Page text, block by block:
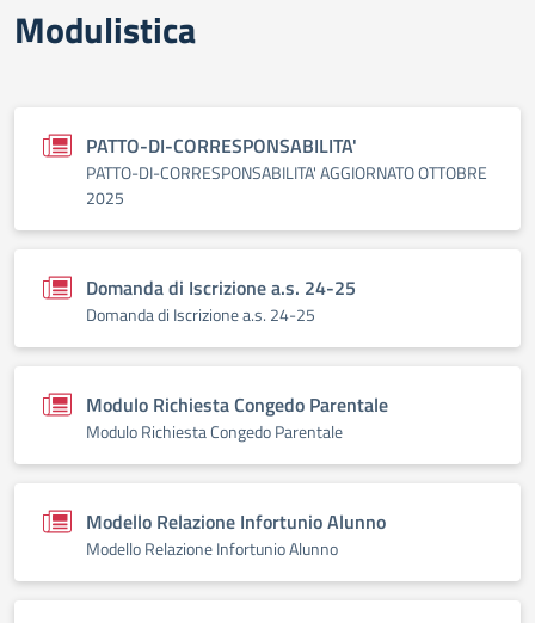
Modulistica
PATTO-DI-CORRESPONSABILITA'
PATTO-DI-CORRESPONSABILITA' AGGIORNATO OTTOBRE
2025
Domanda di Iscrizione a.s. 24-25
Domanda di Iscrizione a.s. 24-25
Modulo Richiesta Congedo Parentale
Modulo Richiesta Congedo Parentale
Modello Relazione Infortunio Alunno
Modello Relazione Infortunio Alunno